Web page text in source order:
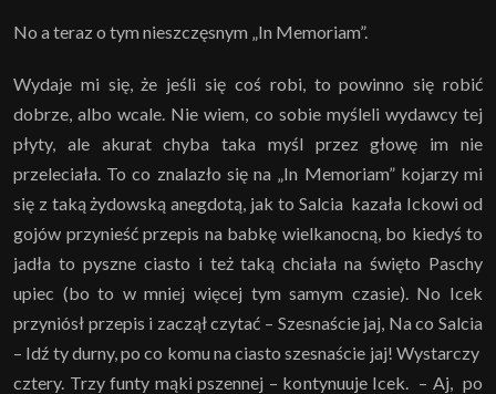
No a teraz o tym nieszczęsnym „In Memoriam”.
Wydaje mi się, że jeśli się coś robi, to powinno się robić
dobrze, albo wcale. Nie wiem, co sobie myśleli wydawcy tej
płyty, ale akurat chyba taka myśl przez głowę im nie
przeleciała. To co znalazło się na „In Memoriam” kojarzy mi
się z taką żydowską anegdotą, jak to Salcia kazała Ickowi od
gojów przynieść przepis na babkę wielkanocną, bo kiedyś to
jadła to pyszne ciasto i też taką chciała na święto Paschy
upiec (bo to w mniej więcej tym samym czasie). No Icek
przyniósł przepis i zaczął czytać – Szesnaście jaj, Na co Salcia
– Idź ty durny, po co komu na ciasto szesnaście jaj! Wystarczy
cztery. Trzy funty mąki pszennej – kontynuuje Icek. – Aj, po